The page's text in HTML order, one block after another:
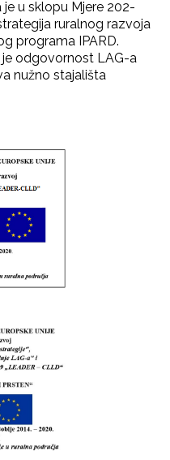
u sklopu Mjere 202-
ruralnog razvoja
programa IPARD.
je odgovornost LAG-a
nužno stajališta